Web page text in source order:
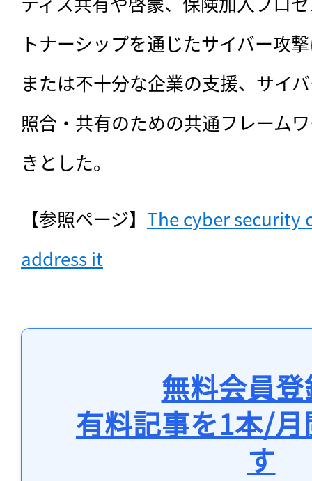
トナーシップを通じたサイバー攻
または不十分な企業の支援、サイ
照合・共有のための共通フレーム
きとした。
【参照ページ】 The cyber security
address it
無料会員
有料記事を1本/
す